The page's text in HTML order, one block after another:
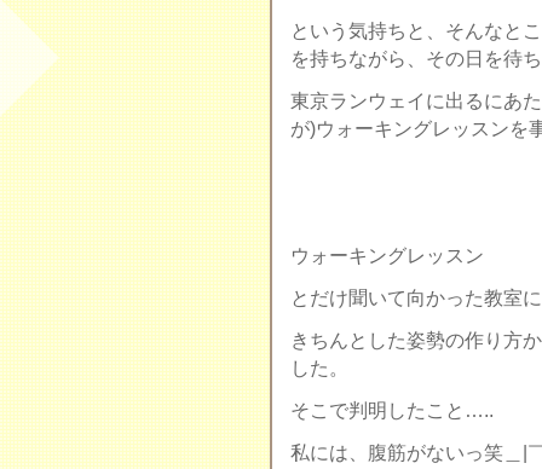
という気持ちと、そんなと
を持ちながら、その日を待
東京ランウェイに出るにあ
が)ウォーキングレッスンを
ウォーキングレッスン
とだけ聞いて向かった教室
きちんとした姿勢の作り方
した。
そこで判明したこと…..
私には、腹筋がないっ笑＿|